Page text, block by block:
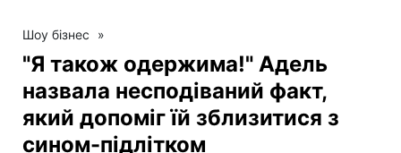
Шоу бізнес »
"Я також одержима!" Адель
назвала несподіваний факт,
який допоміг їй зблизитися з
сином-підлітком